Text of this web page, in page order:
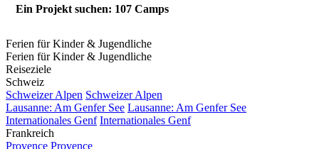
Ein Projekt suchen: 107 Camps
Ferien für Kinder & Jugendliche
Ferien für Kinder & Jugendliche
Reiseziele
Schweiz
Schweizer Alpen Schweizer Alpen
Lausanne: Am Genfer See Lausanne: Am Genfer See
Internationales Genf Internationales Genf
Frankreich
Provence Provence